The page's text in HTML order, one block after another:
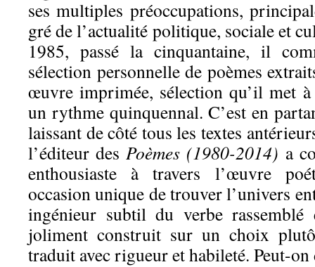
ses multiples préoccupations,
gré de l’actualité politique, sociale et
1985, passé la cinquantaine, il
sélection personnelle de poèmes
œuvre imprimée, sélection qu’il met
un rythme quinquennal. C’est en
laissant de côté tous les textes
l’éditeur desPoèmes (1980-2014) a
enthousiaste à travers l’œuvre
occasion unique de trouver l’univers
ingénieur subtil du verbe
joliment construit sur un choix
traduit avec rigueur et habileté. Peut-